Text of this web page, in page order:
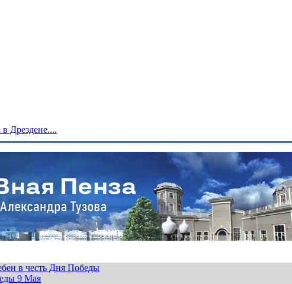
Дрездене....
в честь Дня Победы
9 Мая